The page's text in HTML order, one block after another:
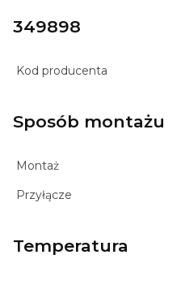
349898
Kod producenta
Sposób montażu
Montaż
Przyłącze
Temperatura